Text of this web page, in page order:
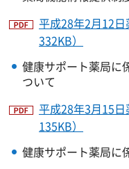
平成28年2月12日
332KB）
健康サポート薬局に
ついて
平成28年3月15日
135KB）
健康サポート薬局に